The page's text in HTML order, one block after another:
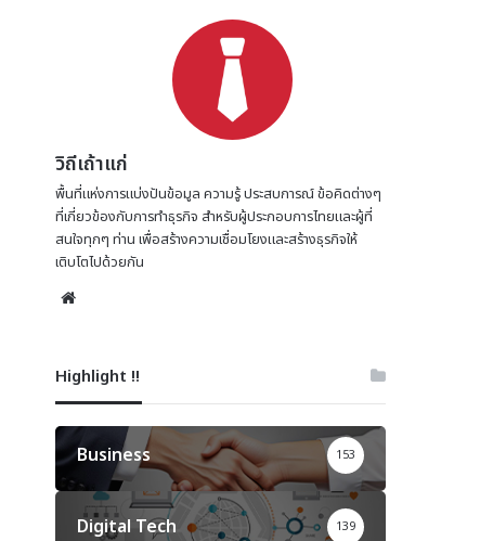
วิถีเถ้าแก่
พื้นที่แห่งการแบ่งปันข้อมูล ความรู้ ประสบการณ์ ข้อคิดต่างๆ
ที่เกี่ยวข้องกับการทำธุรกิจ สำหรับผู้ประกอบการไทยและผู้ที่
สนใจทุกๆ ท่าน เพื่อสร้างความเชื่อมโยงและสร้างธุรกิจให้
เติบโตไปด้วยกัน
Highlight !!
Business 153
Digital Tech 139